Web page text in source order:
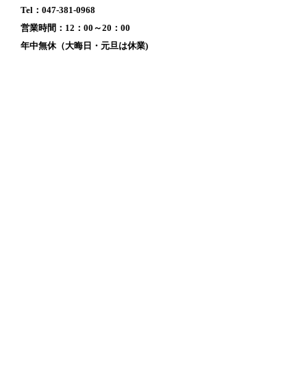
Tel：047-381-0968
営業時間：12：00～20：00
年中無休（大晦日・元旦は休業)